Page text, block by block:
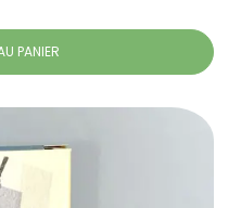
PANIER